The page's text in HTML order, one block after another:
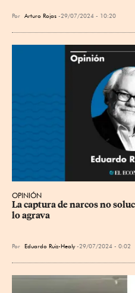
Por Arturo Rojas 29/07/2024 - 10:20
OPINIÓN
La captura de narcos no
lo agrava
Por Eduardo Ruiz-Healy 29/07/2024 - 0:02